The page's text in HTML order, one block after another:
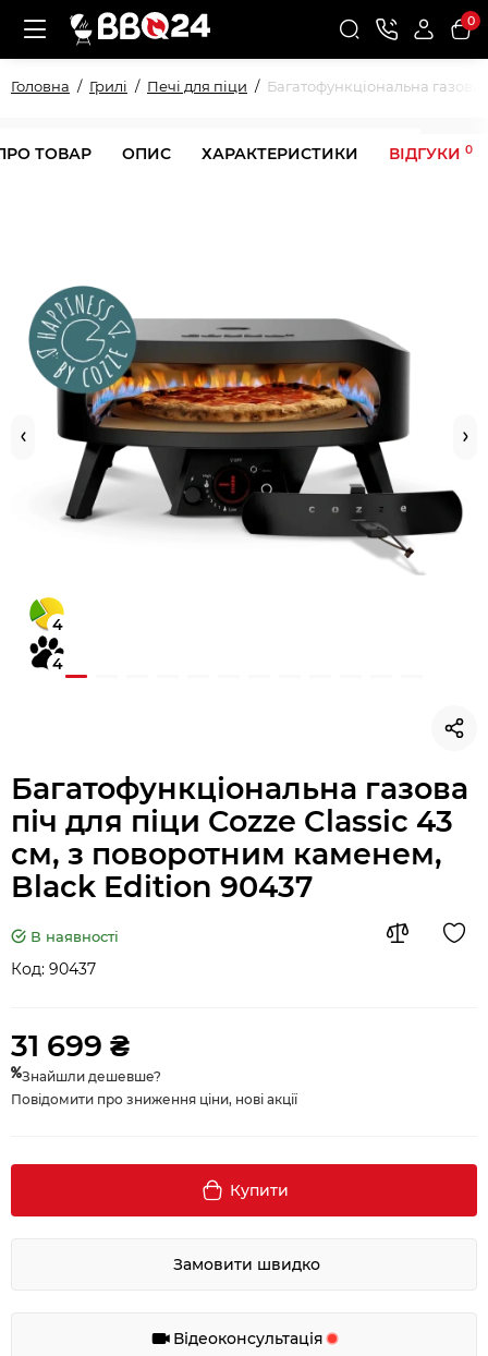
0
Головна Грилі Печі для піци Багатофункціональна
ТОВАР ОПИС ХАРАКТЕРИСТИКИ ВІДГУКИ 0
4
4
Багатофункціональна газова
піч для піци Cozze Classic 43
см, з поворотним каменем,
Black Edition 90437
В наявності
Код: 90437
31 699 ₴
Знайшли дешевше?
Повідомити про зниження ціни, нові акції
Купити
Замовити швидко
Відеоконсультація